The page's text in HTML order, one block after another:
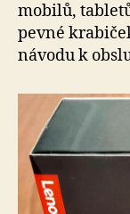
mobilů,
pevné
návodu k